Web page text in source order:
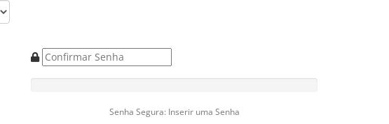
Senha Segura: Inserir uma Senha